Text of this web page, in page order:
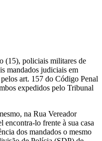
(15), policiais militares de
mandados judiciais em
art. 157 do Código Penal
expedidos pelo Tribunal
na Rua Vereador
lo frente à sua casa
dos mandados o mesmo